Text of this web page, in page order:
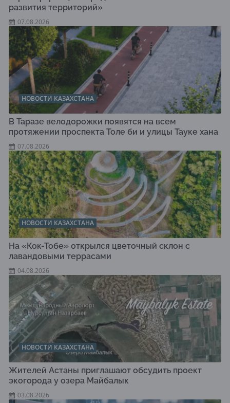
развития территорий»
07.08.2026
НОВОСТИ КАЗАХСТАНА
В Таразе велодорожки появятся на всем
протяжении проспекта Толе би и улицы Тауке хана
07.08.2026
НОВОСТИ КАЗАХСТАНА
На «Кок-Тобе» открылся цветочный склон с
лавандовыми террасами
04.08.2026
НОВОСТИ КАЗАХСТАНА
Жителей Астаны приглашают обсудить проект
экогорода у озера Майбалык
03.08.2026